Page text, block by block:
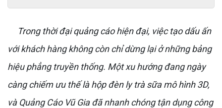
Trong thời đại quảng cáo hiện đại, việc tạo dấu ấn
với khách hàng không còn chỉ dừng lại ở những bảng
hiệu phẳng truyền thống. Một xu hướng đang ngày
càng chiếm ưu thế là hộp đèn ly trà sữa mô hình 3D,
và Quảng Cáo Vũ Gia đã nhanh chóng tận dụng công